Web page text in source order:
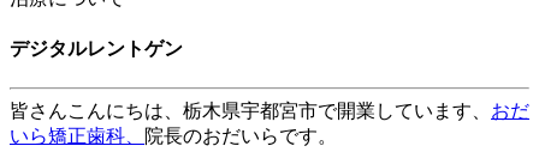
デジタルレントゲン
皆さんこんにちは、 栃木県宇都宮市で開業しています、 おだ
いら矯正歯科、
院長のおだいらです。